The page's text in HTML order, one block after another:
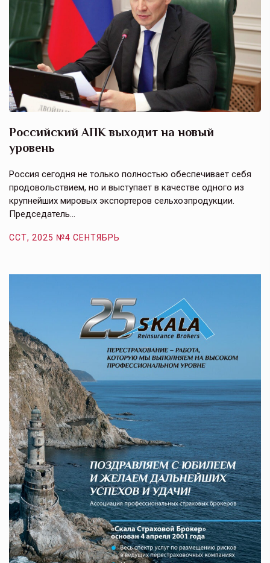
Российский АПК выходит на новый
уровень
Россия сегодня не только полностью обеспечивает себя
продовольствием, но и выступает в качестве одного из
крупнейших мировых экспортеров сельхозпродукции.
Председатель…
ССТ, 2025 №4 СЕНТЯБРЬ